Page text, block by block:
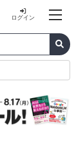
ログイン